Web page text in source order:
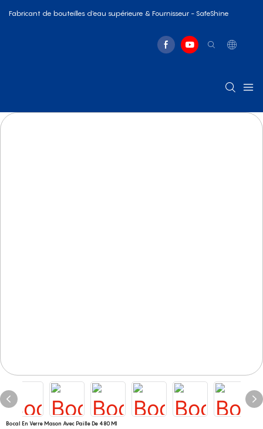
Fabricant de bouteilles d'eau supérieure & Fournisseur - SafeShine
Bocal En Verre Mason Avec Paille De 480 Ml